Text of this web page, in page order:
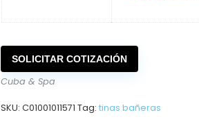
SOLICITAR COTIZACIÓN
Cuba & Spa
SKU:C01001011571 Tag:tinas bañeras